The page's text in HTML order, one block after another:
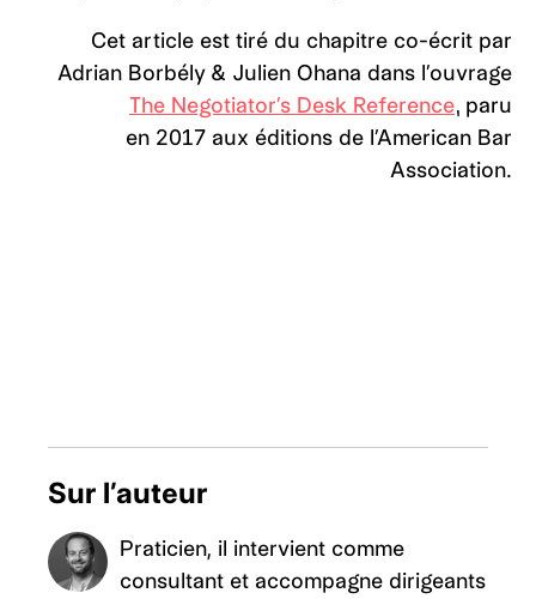
Cet article est tiré du chapitre co-écrit par
Adrian Borbély & Julien Ohana dans l’ouvrage
The Negotiator’s Desk Reference, paru
en 2017 aux éditions de l’American Bar
Association.
Sur l’auteur
Praticien, il intervient comme
consultant et accompagne dirigeants